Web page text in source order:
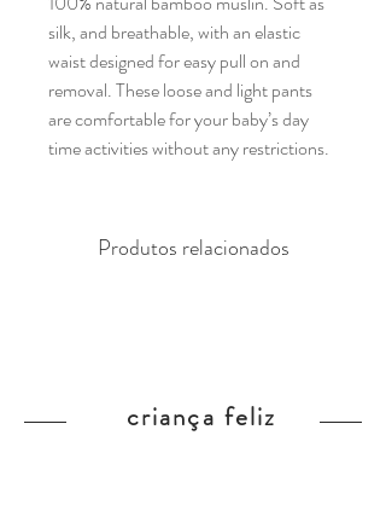
silk, and breathable, with an elastic
waist designed for easy pull on and
removal. These loose and light pants
are comfortable for your baby’s day
time activities without any restrictions.
Produtos relacionados
criança feliz